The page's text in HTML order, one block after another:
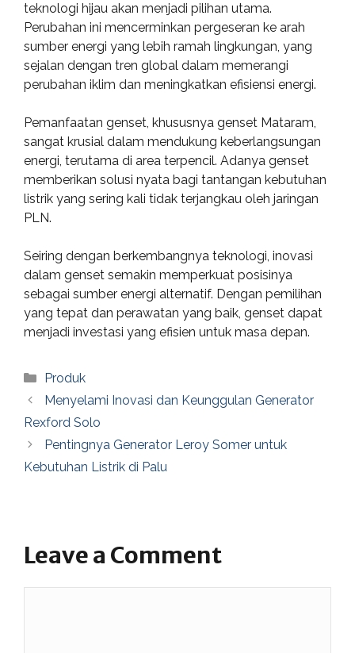
teknologi hijau akan menjadi pilihan utama.
Perubahan ini mencerminkan pergeseran ke arah
sumber energi yang lebih ramah lingkungan, yang
sejalan dengan tren global dalam memerangi
perubahan iklim dan meningkatkan efisiensi energi.
Pemanfaatan genset, khususnya genset Mataram,
sangat krusial dalam mendukung keberlangsungan
energi, terutama di area terpencil. Adanya genset
memberikan solusi nyata bagi tantangan kebutuhan
listrik yang sering kali tidak terjangkau oleh jaringan
PLN.
Seiring dengan berkembangnya teknologi, inovasi
dalam genset semakin memperkuat posisinya
sebagai sumber energi alternatif. Dengan pemilihan
yang tepat dan perawatan yang baik, genset dapat
menjadi investasi yang efisien untuk masa depan.
Categories
Produk
Menyelami Inovasi dan Keunggulan Generator
Rexford Solo
Pentingnya Generator Leroy Somer untuk
Kebutuhan Listrik di Palu
Leave a Comment